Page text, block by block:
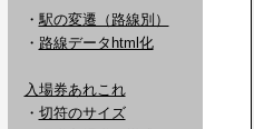
・ 駅の変遷（路線別）
・ 路線データhtml化
入場券あれこれ
・ 切符のサイズ